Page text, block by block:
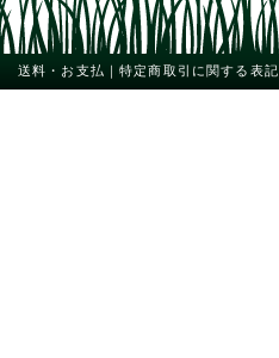
送料・お支払 ｜特定商取引に関する表記